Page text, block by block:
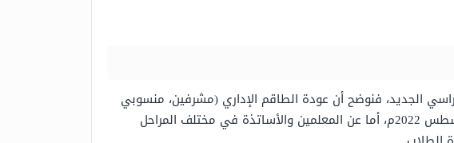
الجديد، فنوضح أن عودة الطاقم الإداري (مشرفين، منسوبي
مكاتب التعليم.. إلخ) ستكون يوم الاثنين الموافق 24 محرم 1444هـ، الموافق بالتاريخ الميلادي 22 أغسطس 2022م، أما عن المعلمين والأساتذة في مختلف المراحل